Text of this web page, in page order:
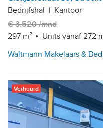
Bedrijfshal | Kantoor
€ 3.520 /mnd
297 m²
Units vanaf 272
Waltmann Makelaars &
Verhuurd